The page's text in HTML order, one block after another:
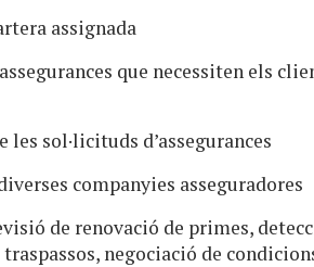
assignada
que necessiten els
les sol·licituds d’assegurances
companyies asseguradores
de renovació de primes,
negociació de